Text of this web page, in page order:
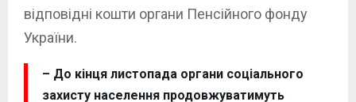
відповідні кошти органи Пенсійного фонду
України.
– До кінця листопада органи соціального
захисту населення продовжуватимуть